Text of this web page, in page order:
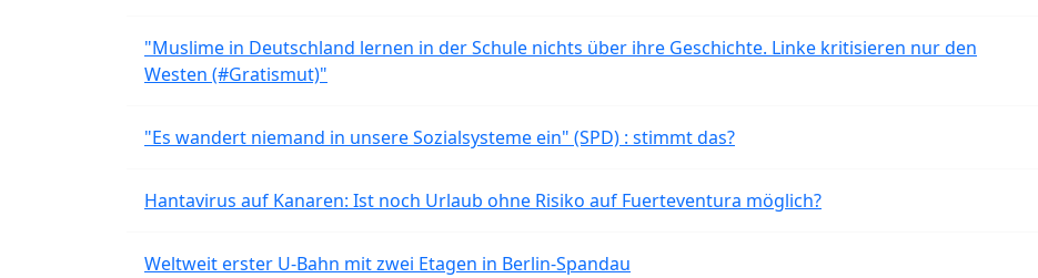
"Muslime in Deutschland lernen in der Schule nichts über ihre Geschichte. Linke kritisieren nur den
Westen (#Gratismut)"
"Es wandert niemand in unsere Sozialsysteme ein" (SPD) : stimmt das?
Hantavirus auf Kanaren: Ist noch Urlaub ohne Risiko auf Fuerteventura möglich?
Weltweit erster U-Bahn mit zwei Etagen in Berlin-Spandau